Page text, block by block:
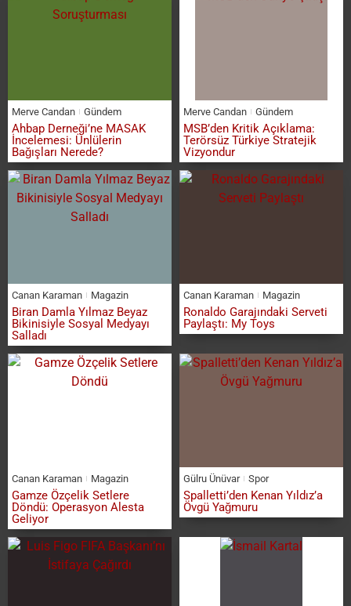
Merve Candan Gündem
Ahbap Derneği’ne MASAK
İncelemesi: Ünlülerin
Bağışları Nerede?
Merve Candan Gündem
MSB’den Kritik Açıklama:
Terörsüz Türkiye Stratejik
Vizyondur
Canan Karaman Magazin
Biran Damla Yılmaz Beyaz
Bikinisiyle Sosyal Medyayı
Salladı
Canan Karaman Magazin
Ronaldo Garajındaki Serveti
Paylaştı: My Toys
Canan Karaman Magazin
Gamze Özçelik Setlere
Döndü: Operasyon Alesta
Geliyor
Gülru Ünüvar Spor
Spalletti’den Kenan Yıldız’a
Övgü Yağmuru